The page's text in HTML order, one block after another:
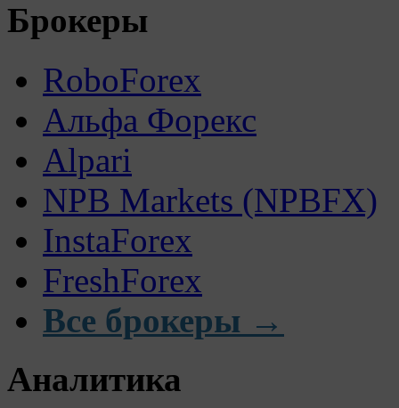
Брокеры
RoboForex
Альфа Форекс
Alpari
NPB Markets (NPBFX)
InstaForex
FreshForex
Все брокеры →
Аналитика